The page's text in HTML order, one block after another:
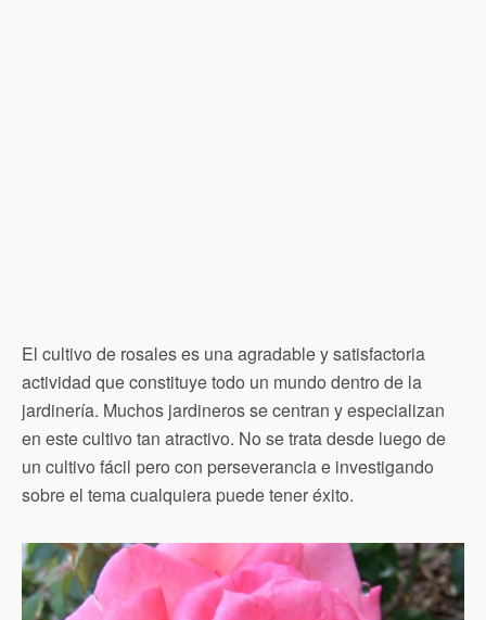
El cultivo de rosales es una agradable y satisfactoria
actividad que constituye todo un mundo dentro de la
jardinería. Muchos jardineros se centran y especializan
en este cultivo tan atractivo. No se trata desde luego de
un cultivo fácil pero con perseverancia e investigando
sobre el tema cualquiera puede tener éxito.